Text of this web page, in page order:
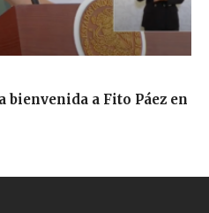
bienvenida a Fito Páez en